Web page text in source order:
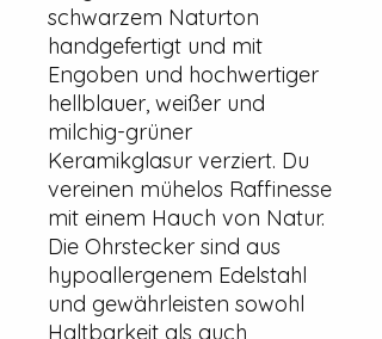
schwarzem Naturton
handgefertigt und mit
Engoben und hochwertiger
hellblauer, weißer und
milchig-grüner
Keramikglasur verziert. Du
vereinen mühelos Raffinesse
mit einem Hauch von Natur.
Die Ohrstecker sind aus
hypoallergenem Edelstahl
und gewährleisten sowohl
Haltbarkeit als auch